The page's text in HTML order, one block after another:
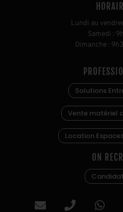
Lundi au
Samedi : 9h
Dimanche:
Solutions
Vente matériel
Location
ON